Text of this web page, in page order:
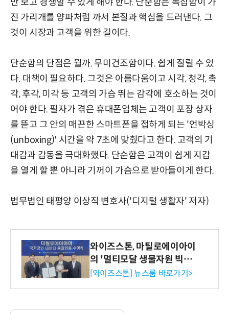
진 가리개를 양파처럼 까서 본질과 핵심을 드러낸다. 그
것이 시장과 고객을 위한 길이다.
단순함의 단점은 뭘까. 무미건조함이다. 쉽게 질릴 수 있
다. 대책이 필요하다. 그것은 아름다움이고 시각, 청각, 촉
각, 후각, 미각 등 고객의 가슴 뛰는 감각에 호소하는 것이
어야 한다. 필자가 겪은 휴대폰업체는 고객이 포장 상자
를 뜯고 그 안의 매끈한 스마트폰을 접하게 되는 '언박싱
(unboxing)' 시간을 약 7초에 맞췄다고 한다. 고객의 기
대감과 감동을 극대화했다. 단순함은 고객이 쉽게 지갑
을 열게 할 뿐 아니라 기꺼이 가슴으로 받아들이게 한다.
법무법인 태평양 이상직 변호사('디지털 생활자' 저자)
와이즈스톤, 마틸로에이아이
의 '멀티모달 생물자원 빅데
이터'에 DQ인증 최고 등급
[와이즈스톤] 뉴스룸 바로가기>